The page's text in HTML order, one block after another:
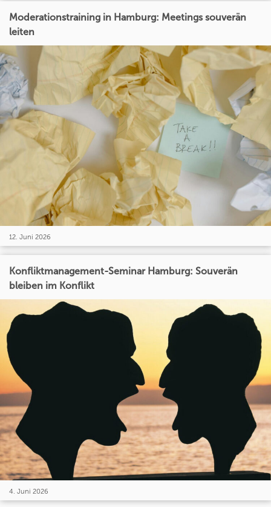
Moderationstraining in Hamburg: Meetings souverän
leiten
12. Juni 2026
Konfliktmanagement-Seminar Hamburg: Souverän
bleiben im Konflikt
4. Juni 2026